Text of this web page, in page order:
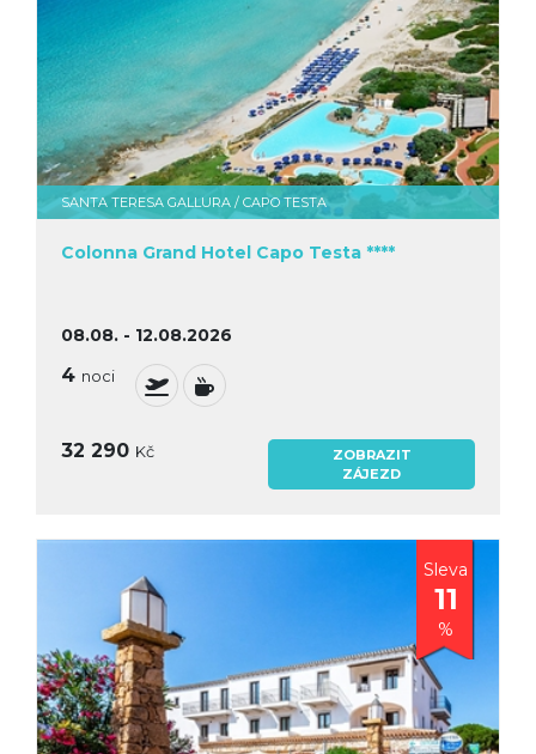
SANTA TERESA GALLURA / CAPO TESTA
Colonna Grand Hotel Capo Testa ****
08.08. - 12.08.2026
4 noci
32 290 Kč
ZOBRAZIT
ZÁJEZD
Sleva
11
%